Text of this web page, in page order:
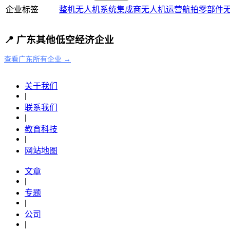
企业标签 整机无人机系统集成商无人机运营航拍零部件
📍 广东其他低空经济企业
查看广东所有企业 →
关于我们
|
联系我们
|
教育科技
|
网站地图
文章
|
专题
|
公司
|